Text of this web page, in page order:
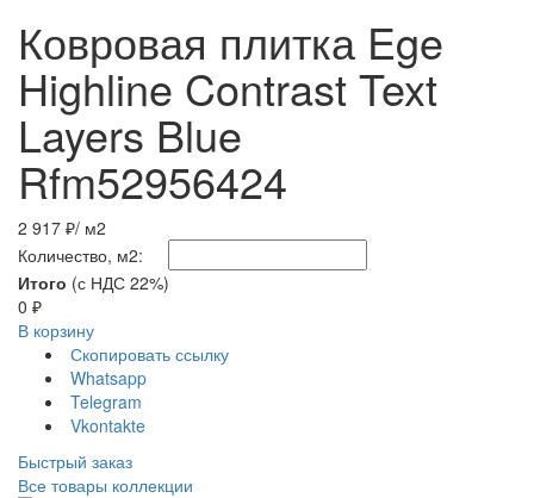
Ковровая плитка Ege
Highline Contrast Text
Layers Blue
Rfm52956424
2 917 ₽/ м2
Количество, м2:
Итого (с НДС 22%)
0 ₽
В корзину
Скопировать ссылку
Whatsapp
Telegram
Vkontakte
Быстрый заказ
Все товары коллекции